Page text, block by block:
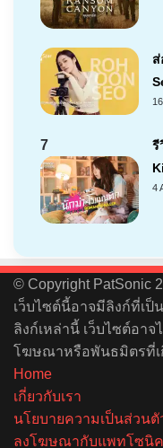
ส่
7
รี
4
© Copyright PatSonic
เว็บไซต์นี้อาจมีลิงก์ที่เ
ลิงก์เหล่านี้ เว็บไซต์อา
โฆษณาหรือพันธมิตรที่เ
Home
เกี่ยวกับเรา
นโยบายความเป็นส่วนตั
ลงโฆษณากับแพทโซนิค